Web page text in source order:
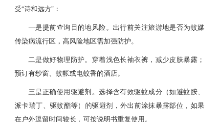
受“诗和远方”：
一是提前查询目的地风险。出行前关注旅游地是否为蚊媒
传染病流行区，高风险地区需加强防护。
二是做好物理防护。穿着浅色长袖衣裤，减少皮肤暴露；
预订有纱窗、蚊帐或电蚊香的酒店。
三是正确使用驱避剂。选择含有效驱蚊成分（如避蚊胺、
派卡瑞丁、驱蚊酯等）的驱避剂，外出前涂抹暴露部位，如果
在户外逗留时间较长，可按说明书重复使用。